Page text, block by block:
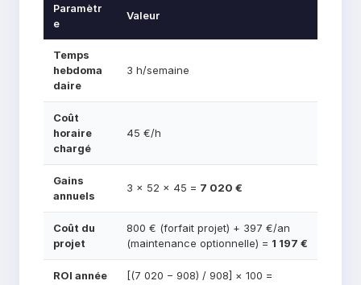
Paramètr
e
Valeur
Temps
hebdoma
daire
3 h/semaine
Coût
horaire
chargé
45 €/h
Gains
annuels
3 × 52 × 45 = 7 020 €
Coût du
projet
800 € (forfait projet) + 397 €/an
(maintenance optionnelle) = 1 197 €
ROI année
[(7 020 − 908) / 908] × 100 =